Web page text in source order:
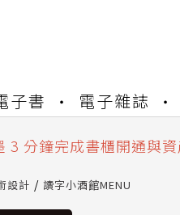
子書 電子雜誌
數位閱讀資產合併與書
3 分鐘完成書櫃開通與
位閱讀資產合併與書櫃
設計 讀字小酒館MENU